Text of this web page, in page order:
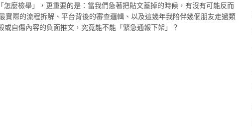
麼檢舉」，更重要的是：當我們急著把貼文蓋掉的時候，有沒有可能反而
際的流程拆解、平台背後的審查邏輯、以及這幾年我陪伴幾個朋友走過類
自傷內容的負面推文，究竟能不能「緊急通報下架」？